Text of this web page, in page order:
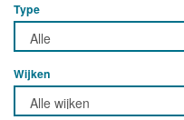
Type
Wijken